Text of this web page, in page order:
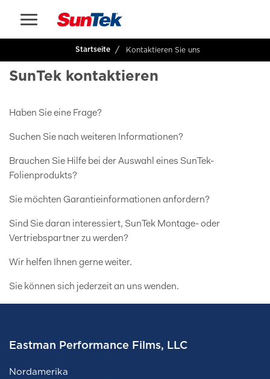
Startseite Kontaktieren Sie uns
SunTek kontaktieren
Haben Sie eine Frage?
Suchen Sie nach weiteren Informationen?
Brauchen Sie Hilfe bei der Auswahl eines SunTek-
Folienprodukts?
Sie möchten Garantieinformationen anfordern?
Sind Sie daran interessiert, SunTek Montage- oder
Vertriebspartner zu werden?
Wir helfen Ihnen gerne weiter.
Sie können sich jederzeit an uns wenden.
Eastman Performance Films, LLC
Nordamerika